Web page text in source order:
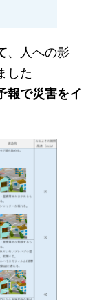
、人への影
した
報で災害をイ